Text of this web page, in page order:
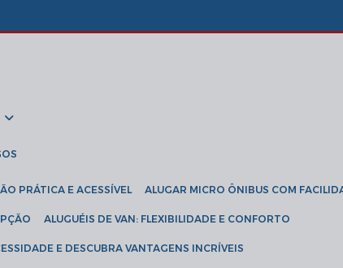
PRÁTICA E ACESSÍVEL ALUGAR MICRO ÔNIBUS COM
ALUGUÉIS DE VAN: FLEXIBILIDADE E CONFORTO
E DESCUBRA VANTAGENS INCRÍVEIS